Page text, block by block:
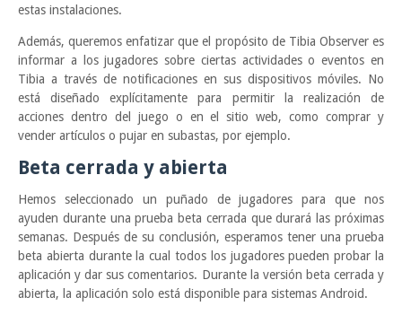
estas instalaciones.
Además, queremos enfatizar que el propósito de Tibia Observer es
informar a los jugadores sobre ciertas actividades o eventos en
Tibia a través de notificaciones en sus dispositivos móviles. No
está diseñado explícitamente para permitir la realización de
acciones dentro del juego o en el sitio web, como comprar y
vender artículos o pujar en subastas, por ejemplo.
Beta cerrada y abierta
Hemos seleccionado un puñado de jugadores para que nos
ayuden durante una prueba beta cerrada que durará las próximas
semanas. Después de su conclusión, esperamos tener una prueba
beta abierta durante la cual todos los jugadores pueden probar la
aplicación y dar sus comentarios. Durante la versión beta cerrada y
abierta, la aplicación solo está disponible para sistemas Android.